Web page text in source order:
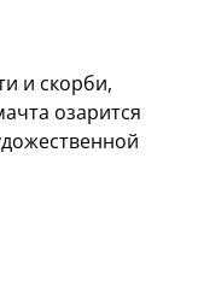
и скорби,
озарится